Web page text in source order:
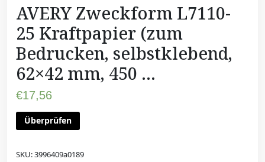
AVERY Zweckform L7110-
25 Kraftpapier (zum
Bedrucken, selbstklebend,
62×42 mm, 450 …
€17,56
Überprüfen
SKU:3996409a0189